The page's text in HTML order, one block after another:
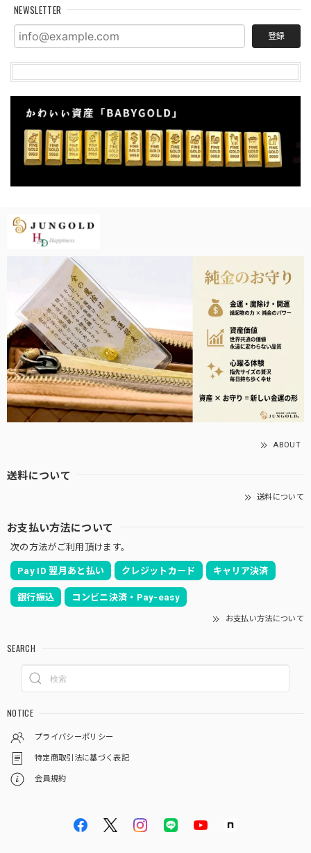
NEWSLETTER
登録
ABOUT
送料について
送料について
お支払い方法について
次の方法がご利用頂けます。
Pay ID 翌月あと払い クレジットカード キャリア決済
銀行振込 コンビニ決済・Pay-easy
お支払い方法について
SEARCH
NOTICE
プライバシーポリシー
特定商取引法に基づく表記
会員規約